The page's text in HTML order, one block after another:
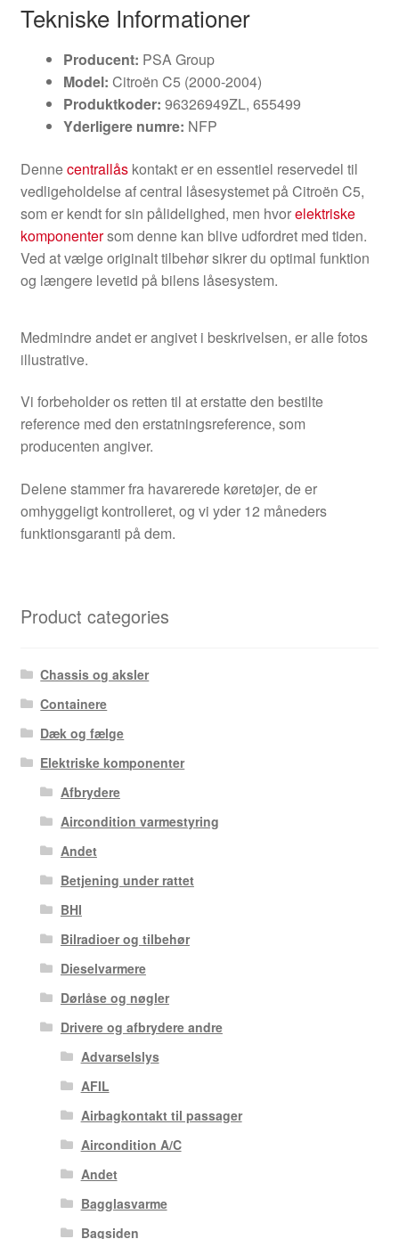
Tekniske Informationer
Producent: PSA Group
Model: Citroën C5 (2000-2004)
Produktkoder: 96326949ZL, 655499
Yderligere numre: NFP
Dennecentrallåskontakt er en essentiel reservedel til
vedligeholdelse af central låsesystemet på Citroën C5,
som er kendt for sin pålidelighed, men hvorelektriske
komponentersom denne kan blive udfordret med tiden.
Ved at vælge originalt tilbehør sikrer du optimal funktion
og længere levetid på bilens låsesystem.
Medmindre andet er angivet i beskrivelsen, er alle fotos
illustrative.
Vi forbeholder os retten til at erstatte den bestilte
reference med den erstatningsreference, som
producenten angiver.
Delene stammer fra havarerede køretøjer, de er
omhyggeligt kontrolleret, og vi yder 12 måneders
funktionsgaranti på dem.
Product categories
Chassis og aksler
Containere
Dæk og fælge
Elektriske komponenter
Afbrydere
Aircondition varmestyring
Andet
Betjening under rattet
BHI
Bilradioer og tilbehør
Dieselvarmere
Dørlåse og nøgler
Drivere og afbrydere andre
Advarselslys
AFIL
Airbagkontakt til passager
Aircondition A/C
Andet
Bagglasvarme
Bagsiden